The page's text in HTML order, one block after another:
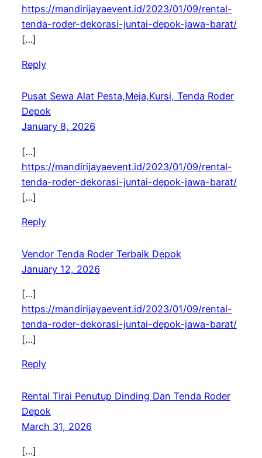
https://mandirijayaevent.id/2023/01/09/rental-
tenda-roder-dekorasi-juntai-depok-jawa-barat/
[…]
Reply
Pusat Sewa Alat Pesta,Meja,Kursi, Tenda Roder
Depok
January 8, 2026
[…]
https://mandirijayaevent.id/2023/01/09/rental-
tenda-roder-dekorasi-juntai-depok-jawa-barat/
[…]
Reply
Vendor Tenda Roder Terbaik Depok
January 12, 2026
[…]
https://mandirijayaevent.id/2023/01/09/rental-
tenda-roder-dekorasi-juntai-depok-jawa-barat/
[…]
Reply
Rental Tirai Penutup Dinding Dan Tenda Roder
Depok
March 31, 2026
[…]